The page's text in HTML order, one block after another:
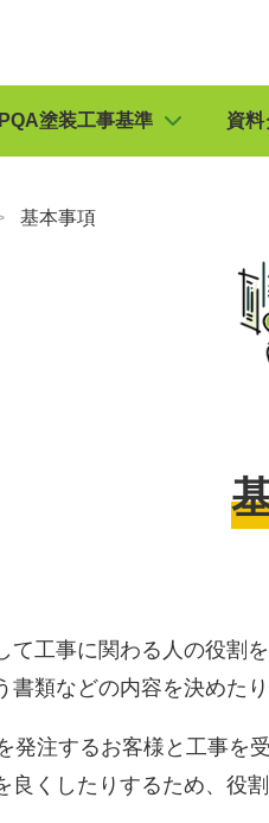
PQA塗装工事基準 資料
基本事項
て工事に関わる人の役割
類などの内容を決めたり
発注するお客様と工事を
良くしたりするため、役